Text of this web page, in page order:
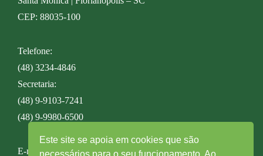
CEP: 88035-100
Telefone:
(48) 3234-4846
Secretaria:
(48) 9-9103-7241
(48) 9-9980-6500
E-mail:
Este site se apoia em cookies que são
necessários para o seu funcionamento. Ao